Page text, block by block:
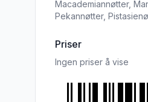
Macademiannøtter,
Pekannøtter,
Priser
Ingen priser å vise